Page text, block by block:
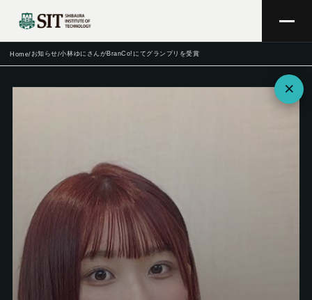
Home/お知らせ/小林ゆにさんがBranCo!にてグランプリを受賞
×